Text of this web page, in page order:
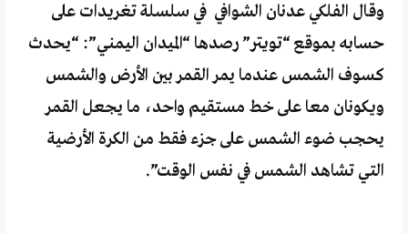
وقال الفلكي عدنان الشوافي في سلسلة تغريدات على
حسابه بموقع “تويتر” رصدها “الميدان اليمني”: “يحدث
كسوف الشمس عندما يمر القمر بين الأرض والشمس
ويكونان معا على خط مستقيم واحد، ما يجعل القمر
يحجب ضوء الشمس على جزء فقط من الكرة الأرضية
التي تشاهد الشمس في نفس الوقت”.